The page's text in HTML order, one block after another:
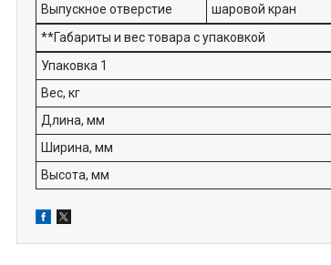
Выпускное отверстие
шаровой кран
**Габариты и вес товара с упаковкой
Упаковка 1
Вес, кг
Длина, мм
Ширина, мм
Высота, мм